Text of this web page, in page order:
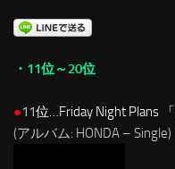
・11位～20位
●11位…Friday Night Plans 「
(アルバム: HONDA – Single)